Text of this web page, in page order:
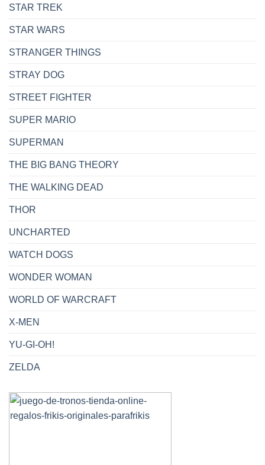
STAR TREK
STAR WARS
STRANGER THINGS
STRAY DOG
STREET FIGHTER
SUPER MARIO
SUPERMAN
THE BIG BANG THEORY
THE WALKING DEAD
THOR
UNCHARTED
WATCH DOGS
WONDER WOMAN
WORLD OF WARCRAFT
X-MEN
YU-GI-OH!
ZELDA